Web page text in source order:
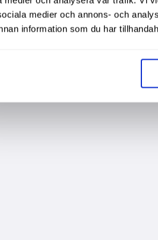
medier och annons- och
information som du har